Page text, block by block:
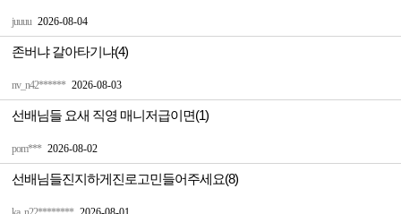
juuuu 2026-08-04
nv_n42****** 2026-08-03
존버냐 갈아타기냐(4)
pom*** 2026-08-02
선배님들 요새 직영 매니저급이면(1)
선배님들진지하게진로고민들어주세요(8)